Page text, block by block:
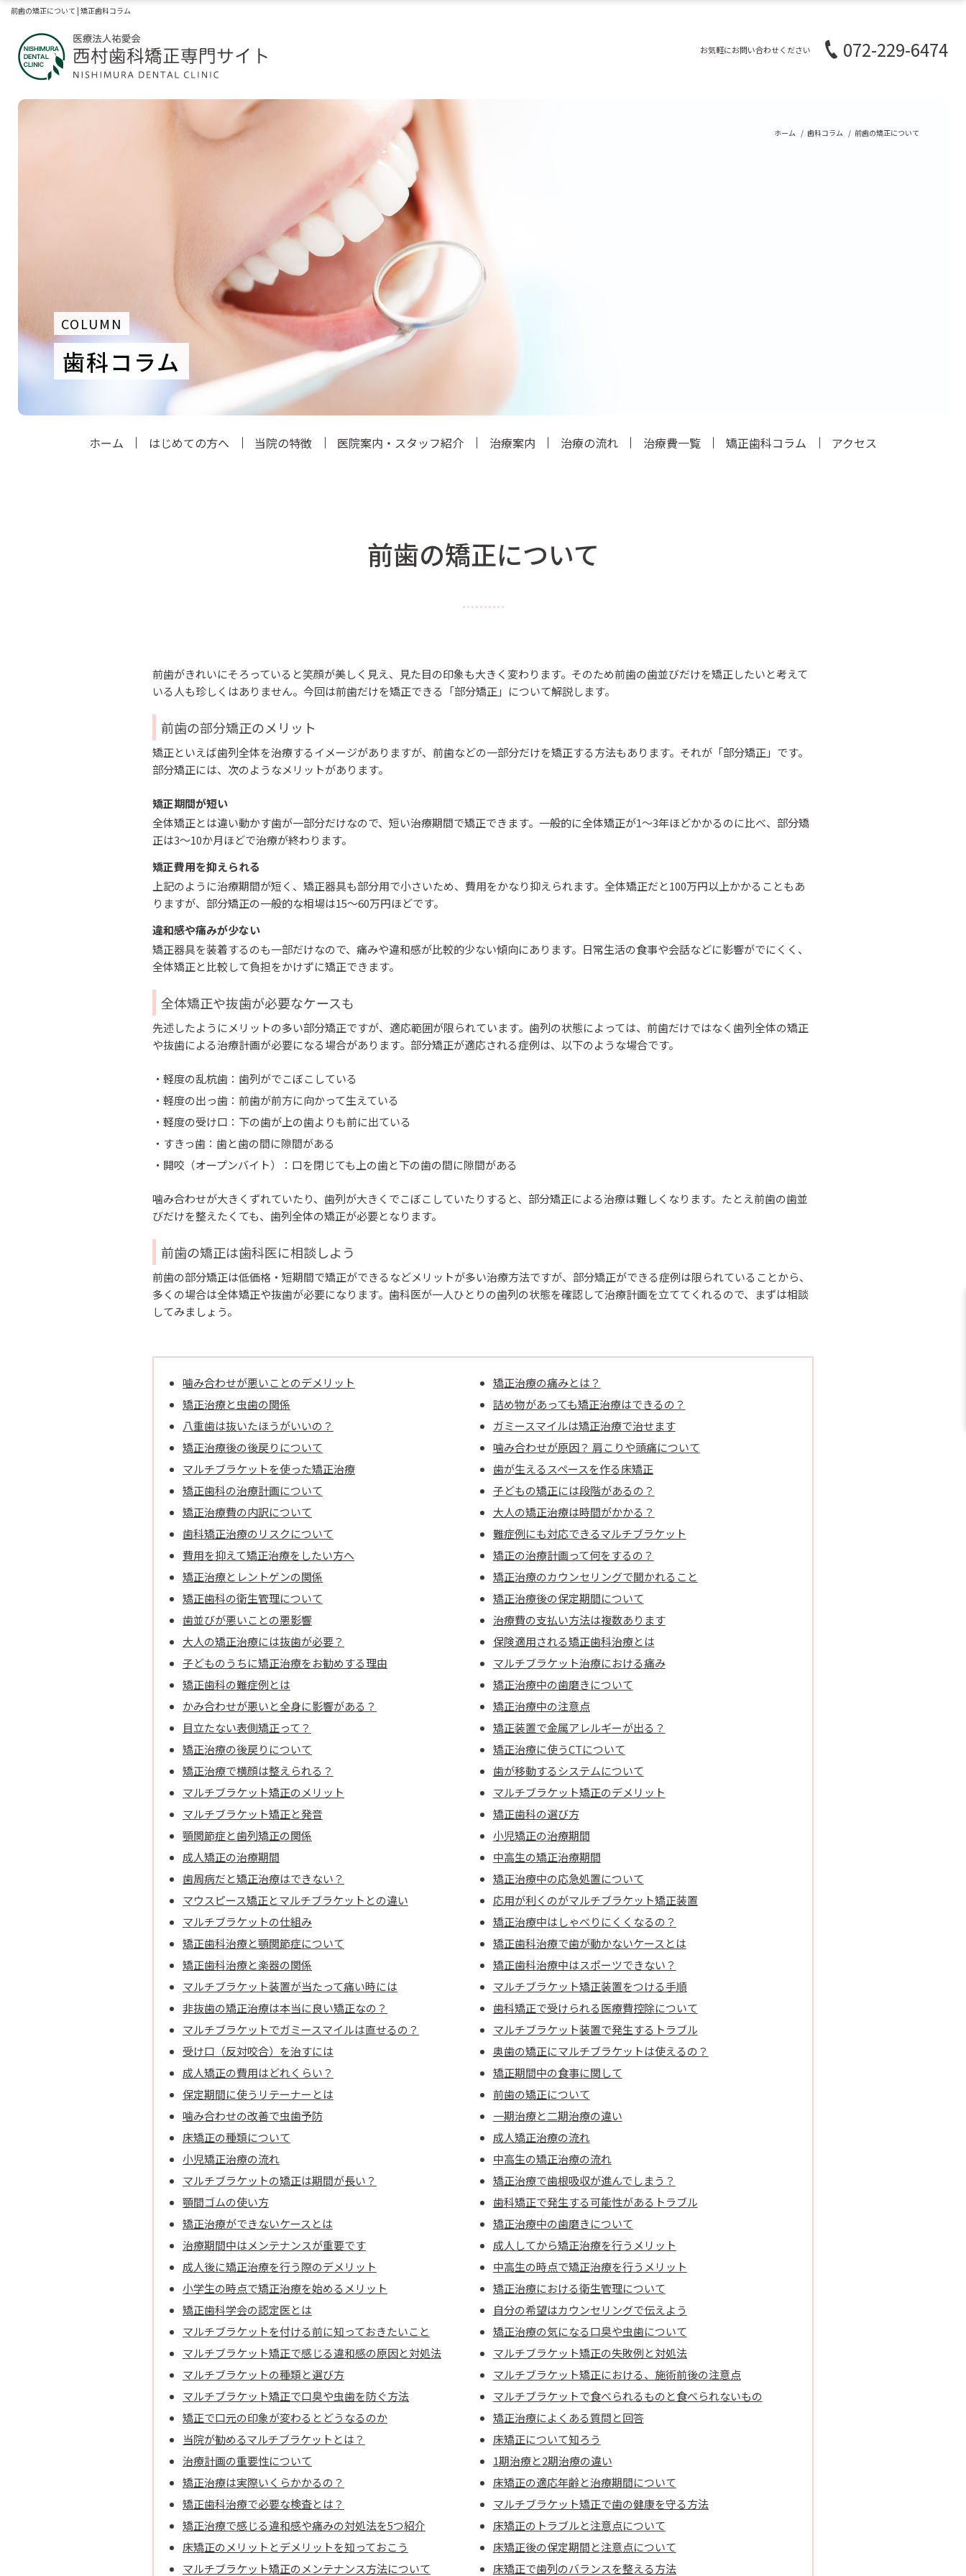
前歯の矯正について | 矯正歯科コラム
お気軽にお問い合わせください 072-229-6474
COLUMN
歯科コラム
ホーム 歯科コラム 前歯の矯正について
ホーム はじめての方へ 当院の特徴 医院案内・スタッフ紹介 治療案内 治療の流れ 治療費一覧 矯正歯科コラム アクセス
前歯の矯正について
前歯がきれいにそろっていると笑顔が美しく見え、見た目の印象も大きく変わります。そのため前歯の歯並びだけを矯正したいと考えて
いる人も珍しくはありません。今回は前歯だけを矯正できる「部分矯正」について解説します。
前歯の部分矯正のメリット
矯正といえば歯列全体を治療するイメージがありますが、前歯などの一部分だけを矯正する方法もあります。それが「部分矯正」です。
部分矯正には、次のようなメリットがあります。
矯正期間が短い
全体矯正とは違い動かす歯が一部分だけなので、短い治療期間で矯正できます。一般的に全体矯正が1～3年ほどかかるのに比べ、部分矯
正は3～10か月ほどで治療が終わります。
矯正費用を抑えられる
上記のように治療期間が短く、矯正器具も部分用で小さいため、費用をかなり抑えられます。全体矯正だと100万円以上かかることもあ
りますが、部分矯正の一般的な相場は15～60万円ほどです。
違和感や痛みが少ない
矯正器具を装着するのも一部だけなので、痛みや違和感が比較的少ない傾向にあります。日常生活の食事や会話などに影響がでにくく、
全体矯正と比較して負担をかけずに矯正できます。
全体矯正や抜歯が必要なケースも
先述したようにメリットの多い部分矯正ですが、適応範囲が限られています。歯列の状態によっては、前歯だけではなく歯列全体の矯正
や抜歯による治療計画が必要になる場合があります。部分矯正が適応される症例は、以下のような場合です。
・軽度の乱杭歯：歯列がでこぼこしている
・軽度の出っ歯：前歯が前方に向かって生えている
・軽度の受け口：下の歯が上の歯よりも前に出ている
・すきっ歯：歯と歯の間に隙間がある
・開咬（オープンバイト）：口を閉じても上の歯と下の歯の間に隙間がある
噛み合わせが大きくずれていたり、歯列が大きくでこぼこしていたりすると、部分矯正による治療は難しくなります。たとえ前歯の歯並
びだけを整えたくても、歯列全体の矯正が必要となります。
前歯の矯正は歯科医に相談しよう
前歯の部分矯正は低価格・短期間で矯正ができるなどメリットが多い治療方法ですが、部分矯正ができる症例は限られていることから、
多くの場合は全体矯正や抜歯が必要になります。歯科医が一人ひとりの歯列の状態を確認して治療計画を立ててくれるので、まずは相談
してみましょう。
噛み合わせが悪いことのデメリット
矯正治療と虫歯の関係
八重歯は抜いたほうがいいの？
矯正治療後の後戻りについて
マルチブラケットを使った矯正治療
矯正歯科の治療計画について
矯正治療費の内訳について
歯科矯正治療のリスクについて
費用を抑えて矯正治療をしたい方へ
矯正治療とレントゲンの関係
矯正歯科の衛生管理について
歯並びが悪いことの悪影響
大人の矯正治療には抜歯が必要？
子どものうちに矯正治療をお勧めする理由
矯正歯科の難症例とは
かみ合わせが悪いと全身に影響がある？
目立たない表側矯正って？
矯正治療の後戻りについて
矯正治療で横顔は整えられる？
マルチブラケット矯正のメリット
マルチブラケット矯正と発音
顎関節症と歯列矯正の関係
成人矯正の治療期間
歯周病だと矯正治療はできない？
マウスピース矯正とマルチブラケットとの違い
マルチブラケットの仕組み
矯正歯科治療と顎関節症について
矯正歯科治療と楽器の関係
マルチブラケット装置が当たって痛い時には
非抜歯の矯正治療は本当に良い矯正なの？
マルチブラケットでガミースマイルは直せるの？
受け口（反対咬合）を治すには
成人矯正の費用はどれくらい？
保定期間に使うリテーナーとは
噛み合わせの改善で虫歯予防
床矯正の種類について
小児矯正治療の流れ
マルチブラケットの矯正は期間が長い？
顎間ゴムの使い方
矯正治療ができないケースとは
治療期間中はメンテナンスが重要です
成人後に矯正治療を行う際のデメリット
小学生の時点で矯正治療を始めるメリット
矯正歯科学会の認定医とは
マルチブラケットを付ける前に知っておきたいこと
マルチブラケット矯正で感じる違和感の原因と対処法
マルチブラケットの種類と選び方
マルチブラケット矯正で口臭や虫歯を防ぐ方法
矯正で口元の印象が変わるとどうなるのか
当院が勧めるマルチブラケットとは？
治療計画の重要性について
矯正治療は実際いくらかかるの？
矯正歯科治療で必要な検査とは？
矯正治療で感じる違和感や痛みの対処法を5つ紹介
床矯正のメリットとデメリットを知っておこう
マルチブラケット矯正のメンテナンス方法について
矯正治療の痛みとは？
詰め物があっても矯正治療はできるの？
ガミースマイルは矯正治療で治せます
噛み合わせが原因？ 肩こりや頭痛について
歯が生えるスペースを作る床矯正
子どもの矯正には段階があるの？
大人の矯正治療は時間がかかる？
難症例にも対応できるマルチブラケット
矯正の治療計画って何をするの？
矯正治療のカウンセリングで聞かれること
矯正治療後の保定期間について
治療費の支払い方法は複数あります
保険適用される矯正歯科治療とは
マルチブラケット治療における痛み
矯正治療中の歯磨きについて
矯正治療中の注意点
矯正装置で金属アレルギーが出る？
矯正治療に使うCTについて
歯が移動するシステムについて
マルチブラケット矯正のデメリット
矯正歯科の選び方
小児矯正の治療期間
中高生の矯正治療期間
矯正治療中の応急処置について
応用が利くのがマルチブラケット矯正装置
矯正治療中はしゃべりにくくなるの？
矯正歯科治療で歯が動かないケースとは
矯正歯科治療中はスポーツできない？
マルチブラケット矯正装置をつける手順
歯科矯正で受けられる医療費控除について
マルチブラケット装置で発生するトラブル
奥歯の矯正にマルチブラケットは使えるの？
矯正期間中の食事に関して
前歯の矯正について
一期治療と二期治療の違い
成人矯正治療の流れ
中高生の矯正治療の流れ
矯正治療で歯根吸収が進んでしまう？
歯科矯正で発生する可能性があるトラブル
矯正治療中の歯磨きについて
成人してから矯正治療を行うメリット
中高生の時点で矯正治療を行うメリット
矯正治療における衛生管理について
自分の希望はカウンセリングで伝えよう
矯正治療の気になる口臭や虫歯について
マルチブラケット矯正の失敗例と対処法
マルチブラケット矯正における、施術前後の注意点
マルチブラケットで食べられるものと食べられないもの
矯正治療によくある質問と回答
床矯正について知ろう
1期治療と2期治療の違い
床矯正の適応年齢と治療期間について
マルチブラケット矯正で歯の健康を守る方法
床矯正のトラブルと注意点について
床矯正後の保定期間と注意点について
床矯正で歯列のバランスを整える方法